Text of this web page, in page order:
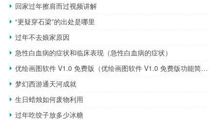
回家过年擦肩而过视频讲解
“更疑穿石梁”的出处是哪里
过年不去娘家原因
急性白血病的症状和临床表现（急性白血病的症状）
优绘画图软件 V1.0 免费版（优绘画图软件 V1.0 免费版功能简介）
梦幻西游通天河成就
生日蜡烛如何废物利用
过年吃饺子放多少冰糖